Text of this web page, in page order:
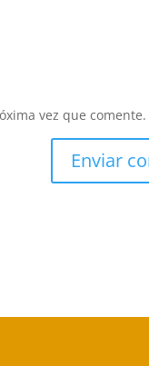
vez que comente.